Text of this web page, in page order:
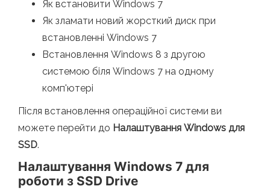
Як встановити Windows 7
Як зламати новий жорсткий диск при
встановленні Windows 7
Встановлення Windows 8 з другою
системою біля Windows 7 на одному
комп'ютері
Після встановлення операційної системи ви
можете перейти до Налаштування Windows для
SSD.
Налаштування Windows 7 для
роботи з SSD Drive